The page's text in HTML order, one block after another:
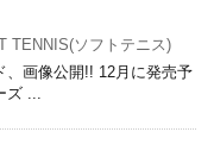
TENNIS(ソフトテニス)
、画像公開!! 12月に発売予
ズ ...